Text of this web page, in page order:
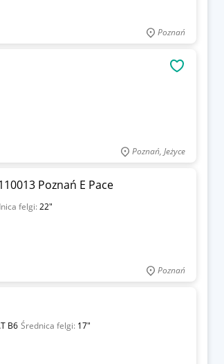
Poznań
Poznań, Jeżyce
Poznań E Pace
felgi:22"
Poznań
B6 Średnica felgi: 17"